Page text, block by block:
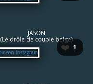
JASON
(Le drôle de couple belge)
❤️ 1